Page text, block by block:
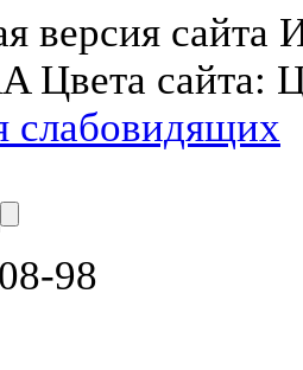
версия сайта
AЦвета сайта:
слабовидящих
98